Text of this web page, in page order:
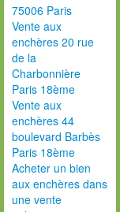
75006 Paris
Vente aux
enchères 20 rue
de la
Charbonnière
Paris 18ème
Vente aux
enchères 44
boulevard Barbès
Paris 18ème
Acheter un bien
aux enchères dans
une vente